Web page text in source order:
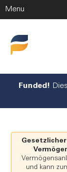
Menu
Unternehmen
Über uns
Funded!
Gesetzlicher
und kann